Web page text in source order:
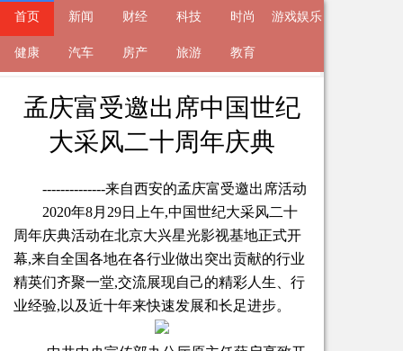
首页 新闻 财经 科技 时尚 游戏娱乐
健康 汽车 房产 旅游 教育
来自 新闻2020-09-03 19:31 的文章
孟庆富受邀出席中国世纪
大采风二十周年庆典
--------------来自西安的孟庆富受邀出席活动
2020年8月29日上午,中国世纪大采风二十
周年庆典活动在北京大兴星光影视基地正式开
幕,来自全国各地在各行业做出突出贡献的行业
精英们齐聚一堂,交流展现自己的精彩人生、行
业经验,以及近十年来快速发展和长足进步。